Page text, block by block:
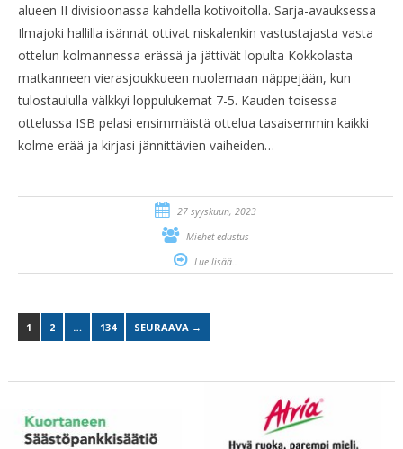
alueen II divisioonassa kahdella kotivoitolla. Sarja-avauksessa
Ilmajoki hallilla isännät ottivat niskalenkin vastustajasta vasta
ottelun kolmannessa erässä ja jättivät lopulta Kokkolasta
matkanneen vierasjoukkueen nuolemaan näppejään, kun
tulostaululla välkkyi loppulukemat 7-5. Kauden toisessa
ottelussa ISB pelasi ensimmäistä ottelua tasaisemmin kaikki
kolme erää ja kirjasi jännittävien vaiheiden…
27 syyskuun, 2023
Miehet edustus
Lue lisää..
1 2 … 134 SEURAAVA →